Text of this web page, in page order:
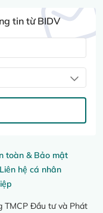
toàn & Bảo mật
Liên hệ cá nhân
TMCP Đầu tư và Phát
tin từ BIDV